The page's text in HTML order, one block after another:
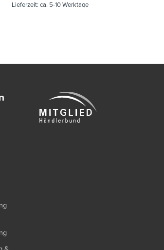
Lieferzeit: ca. 5-10 Werktage